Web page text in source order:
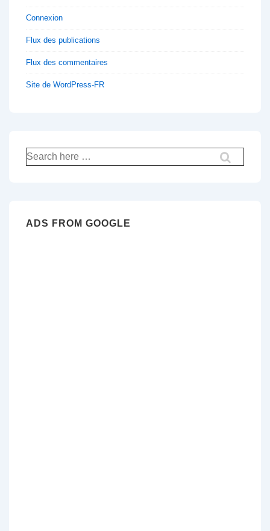
Connexion
Flux des publications
Flux des commentaires
Site de WordPress-FR
Recherche
pour:
ADS FROM GOOGLE